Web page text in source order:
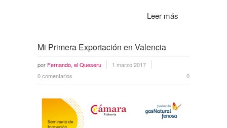
Leer más
Mi Primera Exportación en Valencia
por Fernando, el Queseru
1 marzo 2017
0 comentarios
0